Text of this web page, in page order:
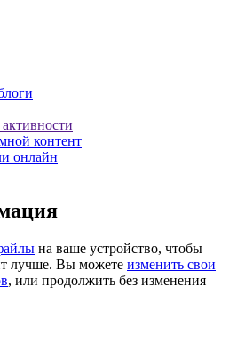
контент
онлайн
на ваше устройство, чтобы
лучше. Вы можете изменить свои
, или продолжить без изменения